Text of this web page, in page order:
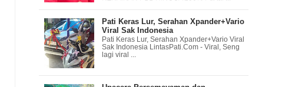
Pati Keras Lur, Serahan Xpander+Vario
Viral Sak Indonesia
Pati Keras Lur, Serahan Xpander+Vario Viral
Sak Indonesia LintasPati.Com - Viral, Seng
lagi viral ...